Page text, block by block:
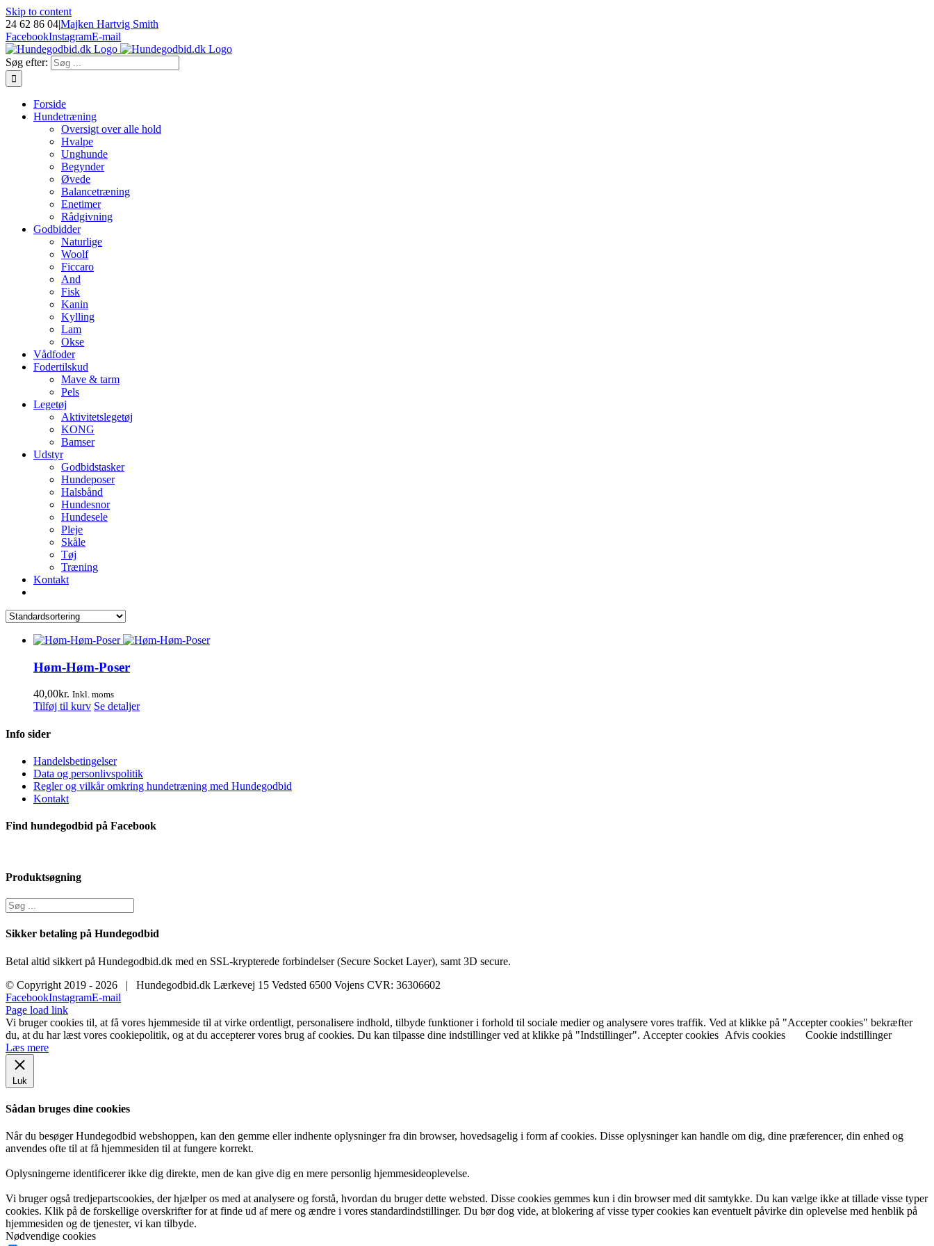
Skip to content
24 62 86 04|Majken Hartvig Smith
FacebookInstagramE-mail
Søg efter:
Forside
Hundetræning
Oversigt over alle hold
Hvalpe
Unghunde
Begynder
Øvede
Balancetræning
Enetimer
Rådgivning
Godbidder
Naturlige
Woolf
Ficcaro
And
Fisk
Kanin
Kylling
Lam
Okse
Vådfoder
Fodertilskud
Mave & tarm
Pels
Legetøj
Aktivitetslegetøj
KONG
Bamser
Udstyr
Godbidstasker
Hundeposer
Halsbånd
Hundesnor
Hundesele
Pleje
Skåle
Tøj
Træning
Kontakt
Høm-Høm-Poser
40,00kr. Inkl. moms
Tilføj til kurv Se detaljer
Info sider
Handelsbetingelser
Data og personlivspolitik
Regler og vilkår omkring hundetræning med Hundegodbid
Kontakt
Find hundegodbid på Facebook
Produktsøgning
Sikker betaling på Hundegodbid
Betal altid sikkert på Hundegodbid.dk med en SSL-krypterede forbindelser (Secure Socket Layer), samt 3D secure.
© Copyright 2019 - 2026 | Hundegodbid.dk Lærkevej 15 Vedsted 6500 Vojens CVR: 36306602
FacebookInstagramE-mail
Page load link
Vi bruger cookies til, at få vores hjemmeside til at virke ordentligt, personalisere indhold, tilbyde funktioner i forhold til sociale medier og analysere vores traffik. Ved at klikke på "Accepter cookies" bekræfter
du, at du har læst vores cookiepolitik, og at du accepterer vores brug af cookies. Du kan tilpasse dine indstillinger ved at klikke på "Indstillinger". Accepter cookies Afvis cookies
Cookie indstillinger
Læs mere
Luk
Sådan bruges dine cookies
Når du besøger Hundegodbid webshoppen, kan den gemme eller indhente oplysninger fra din browser, hovedsagelig i form af cookies. Disse oplysninger kan handle om dig, dine præferencer, din enhed og
anvendes ofte til at få hjemmesiden til at fungere korrekt.
Oplysningerne identificerer ikke dig direkte, men de kan give dig en mere personlig hjemmesideoplevelse.
Vi bruger også tredjepartscookies, der hjælper os med at analysere og forstå, hvordan du bruger dette websted. Disse cookies gemmes kun i din browser med dit samtykke. Du kan vælge ikke at tillade visse typer
cookies. Klik på de forskellige overskrifter for at finde ud af mere og ændre i vores standardindstillinger. Du bør dog vide, at blokering af visse typer cookies kan eventuelt påvirke din oplevelse med henblik på
hjemmesiden og de tjenester, vi kan tilbyde.
Nødvendige cookies